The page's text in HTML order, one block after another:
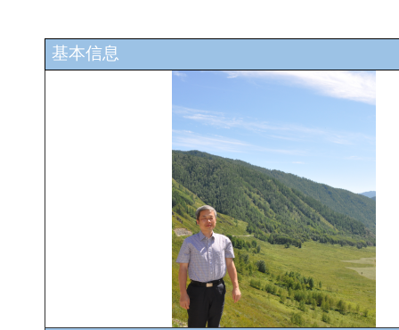
基本信息